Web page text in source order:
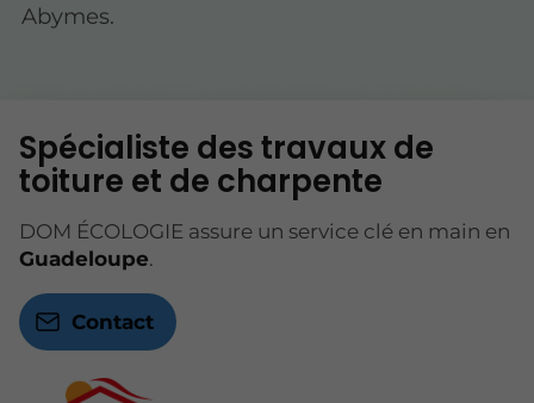
Abymes.
Spécialiste des travaux de
toiture et de charpente
DOM ÉCOLOGIE assure un service clé en main en
Guadeloupe.
Contact